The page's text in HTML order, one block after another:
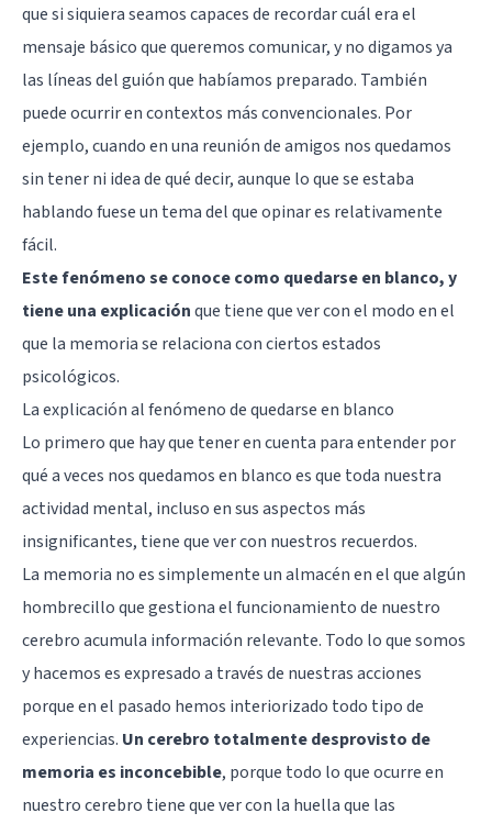
que si siquiera seamos capaces de recordar cuál era el
mensaje básico que queremos comunicar, y no digamos ya
las líneas del guión que habíamos preparado. También
puede ocurrir en contextos más convencionales. Por
ejemplo, cuando en una reunión de amigos nos quedamos
sin tener ni idea de qué decir, aunque lo que se estaba
hablando fuese un tema del que opinar es relativamente
fácil.
Este fenómeno se conoce como quedarse en blanco, y
tiene una explicaciónque tiene que ver con el modo en el
que la memoria se relaciona con ciertos estados
psicológicos.
La explicación al fenómeno de quedarse en blanco
Lo primero que hay que tener en cuenta para entender por
qué a veces nos quedamos en blanco es que toda nuestra
actividad mental, incluso en sus aspectos más
insignificantes, tiene que ver con nuestros recuerdos.
La memoria no es simplemente un almacén en el que algún
hombrecillo que gestiona el funcionamiento de nuestro
cerebro acumula información relevante. Todo lo que somos
y hacemos es expresado a través de nuestras acciones
porque en el pasado hemos interiorizado todo tipo de
experiencias. Un cerebro totalmente desprovisto de
memoria es inconcebible, porque todo lo que ocurre en
nuestro cerebro tiene que ver con la huella que las